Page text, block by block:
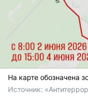
На карте обозначена
Источник: